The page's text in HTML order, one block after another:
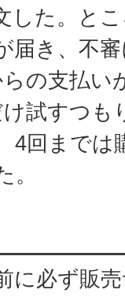
した。と
届き、不
の支払い
試すつも
4回までは
に必ず販